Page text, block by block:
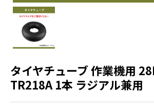
タイヤチューブ 作業機用
TR218A 1本 ラジアル兼用